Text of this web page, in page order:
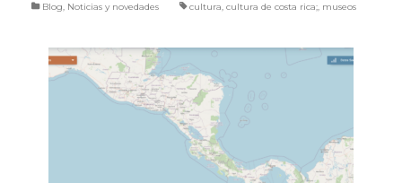
Blog, Noticias y novedades cultura, cultura de costa rica;, museos